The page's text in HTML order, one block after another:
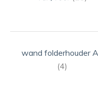
wand folderhouder
(4)